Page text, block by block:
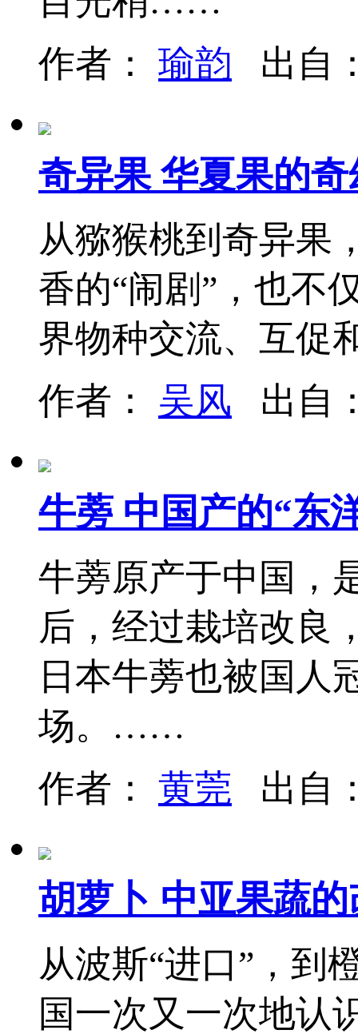
作者： 瑜韵 出自
奇异果 华夏果的
从猕猴桃到奇异果
香的“闹剧”，也不
界物种交流、互促
作者： 吴风 出自
牛蒡 中国产的“东
牛蒡原产于中国，
后，经过栽培改良
日本牛蒡也被国人
场。……
作者： 黄莞 出自
胡萝卜 中亚果蔬
从波斯“进口”，到
国一次又一次地认